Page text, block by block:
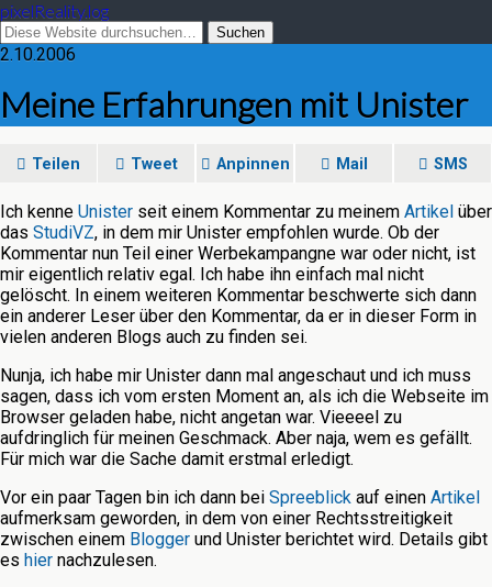
pixelReality.log
2.10.2006
Meine Erfahrungen mit Unister
Teilen Tweet Anpinnen Mail SMS
Ich kenne Unister seit einem Kommentar zu meinem Artikel über
das StudiVZ, in dem mir Unister empfohlen wurde. Ob der
Kommentar nun Teil einer Werbekampangne war oder nicht, ist
mir eigentlich relativ egal. Ich habe ihn einfach mal nicht
gelöscht. In einem weiteren Kommentar beschwerte sich dann
ein anderer Leser über den Kommentar, da er in dieser Form in
vielen anderen Blogs auch zu finden sei.
Nunja, ich habe mir Unister dann mal angeschaut und ich muss
sagen, dass ich vom ersten Moment an, als ich die Webseite im
Browser geladen habe, nicht angetan war. Vieeeel zu
aufdringlich für meinen Geschmack. Aber naja, wem es gefällt.
Für mich war die Sache damit erstmal erledigt.
Vor ein paar Tagen bin ich dann bei Spreeblick auf einen Artikel
aufmerksam geworden, in dem von einer Rechtsstreitigkeit
zwischen einem Blogger und Unister berichtet wird. Details gibt
es hier nachzulesen.